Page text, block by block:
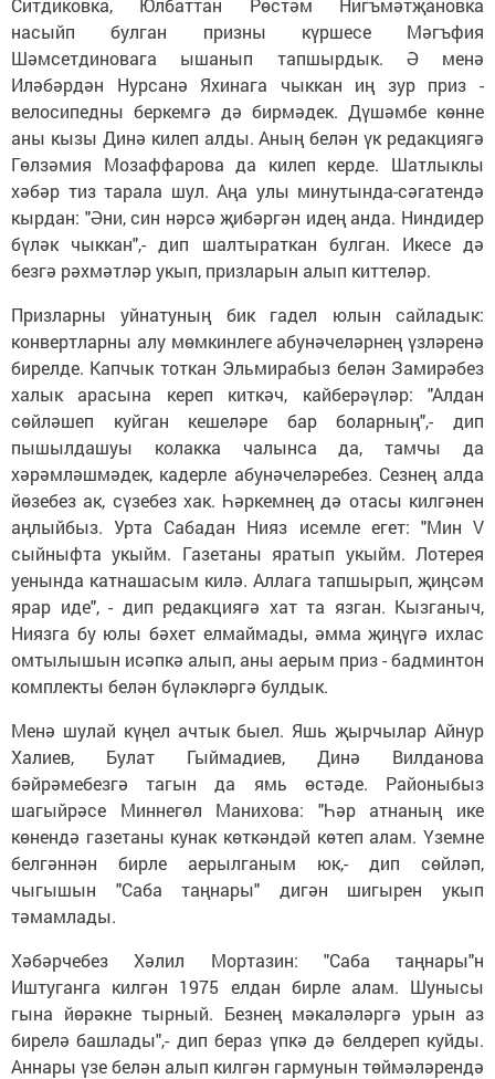
Ситдиковка, Юлбаттан Рөстәм Нигъмәтҗановка
насыйп булган призны күршесе Мәгъфия
Шәмсетдиновага ышанып тапшырдык. Ә менә
Иләбәрдән Нурсанә Яхинага чыккан иң зур приз -
велосипедны беркемгә дә бирмәдек. Дүшәмбе көнне
аны кызы Динә килеп алды. Аның белән үк редакциягә
Гөлзәмия Мозаффарова да килеп керде. Шатлыклы
хәбәр тиз тарала шул. Аңа улы минутында-сәгатендә
кырдан: "Әни, син нәрсә җибәргән идең анда. Ниндидер
бүләк чыккан",- дип шалтыраткан булган. Икесе дә
безгә рәхмәтләр укып, призларын алып киттеләр.
Призларны уйнатуның бик гадел юлын сайладык:
конвертларны алу мөмкинлеге абунәчеләрнең үзләренә
бирелде. Капчык тоткан Эльмирабыз белән Замирәбез
халык арасына кереп киткәч, кайберәүләр: "Алдан
сөйләшеп куйган кешеләре бар боларның",- дип
пышылдашуы колакка чалынса да, тамчы да
хәрәмләшмәдек, кадерле абунәчеләребез. Сезнең алда
йөзебез ак, сүзебез хак. Һәркемнең дә отасы килгәнен
аңлыйбыз. Урта Сабадан Нияз исемле егет: "Мин V
сыйныфта укыйм. Газетаны яратып укыйм. Лотерея
уенында катнашасым килә. Аллага тапшырып, җиңсәм
ярар иде", - дип редакциягә хат та язган. Кызганыч,
Ниязга бу юлы бәхет елмаймады, әмма җиңүгә ихлас
омтылышын исәпкә алып, аны аерым приз - бадминтон
комплекты белән бүләкләргә булдык.
Менә шулай күңел ачтык быел. Яшь җырчылар Айнур
Халиев, Булат Гыймадиев, Динә Вилданова
бәйрәмебезгә тагын да ямь өстәде. Районыбыз
шагыйрәсе Миннегөл Манихова: "Һәр атнаның ике
көнендә газетаны кунак көткәндәй көтеп алам. Үземне
белгәннән бирле аерылганым юк,- дип сөйләп,
чыгышын "Саба таңнары" дигән шигырен укып
тәмамлады.
Хәбәрчебез Хәлил Мортазин: "Саба таңнары"н
Иштуганга килгән 1975 елдан бирле алам. Шунысы
гына йөрәкне тырный. Безнең мәкаләләргә урын аз
бирелә башлады",- дип бераз үпкә дә белдереп куйды.
Аннары үзе белән алып килгән гармунын төймәләрендә